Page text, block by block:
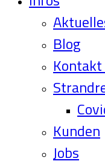
Blog
Kunden
Jobs